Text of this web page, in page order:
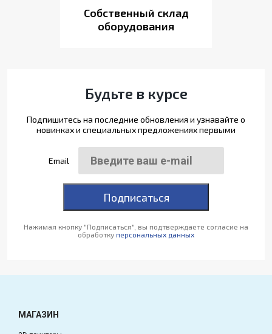
Собственный склад
оборудования
Будьте в курсе
Подпишитесь на последние обновления и узнавайте о
новинках и специальных предложениях первыми
Email
Подписаться
Нажимая кнопку "Подписаться", вы подтверждаете согласие на
обработку персональных данных
МАГАЗИН